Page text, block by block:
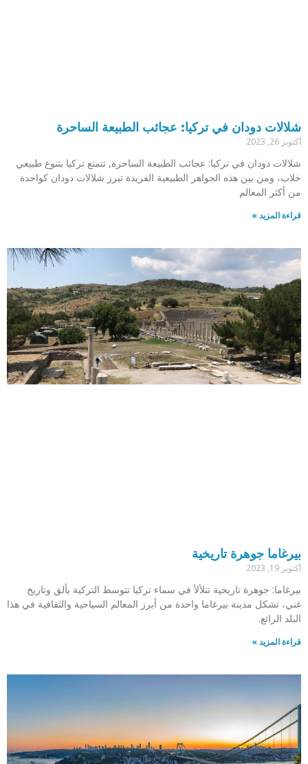
شلالات دودان في تركيا: عجائب الطبيعة الساحرة
أكتوبر 26, 2023
شلالات دودان في تركيا: عجائب الطبيعة الساحرة, تتمتع تركيا بتنوع طبيعي
خلاب، ومن بين هذه الجواهر الطبيعية الفريدة تبرز شلالات دودان كواحدة
من أكثر المعالم
قراءة المزيد »
بيرغاما جوهرة تاريخية
أكتوبر 19, 2023
بيرغاما: جوهرة تاريخية تتلألأ في سماء تركيا تتوسط التركية بألق وتاريخ
غني، تشكل مدينة بيرغاما واحدة من أبرز المعالم السياحية والثقافية في هذا
البلد الرائع.
قراءة المزيد »